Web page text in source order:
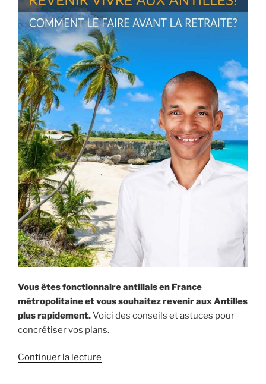
Vous êtes fonctionnaire antillais en France
métropolitaine et vous souhaitez revenir aux Antilles
plus rapidement.Voici des conseils et astuces pour
concrétiser vos plans.
Continuer la lecture